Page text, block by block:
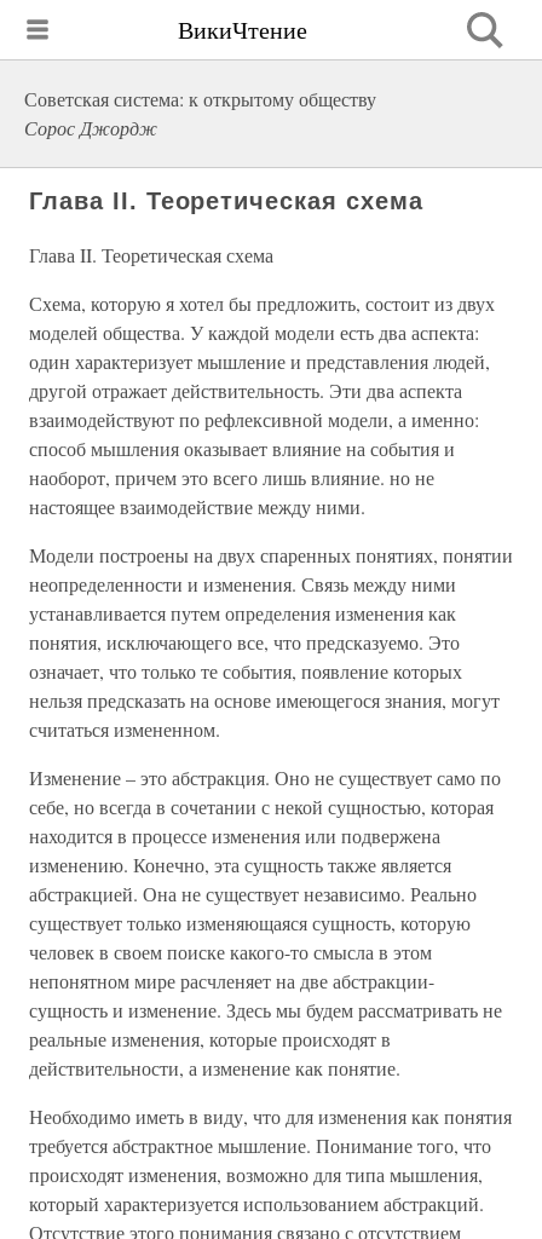
ВикиЧтение
Советская система: к открытому обществу
Сорос Джордж
Глава II. Теоретическая схема
Глава II. Теоретическая схема
Схема, которую я хотел бы предложить, состоит из двух
моделей общества. У каждой модели есть два аспекта:
один характеризует мышление и представления людей,
другой отражает действительность. Эти два аспекта
взаимодействуют по рефлексивной модели, а именно:
способ мышления оказывает влияние на события и
наоборот, причем это всего лишь влияние. но не
настоящее взаимодействие между ними.
Модели построены на двух спаренных понятиях, понятии
неопределенности и изменения. Связь между ними
устанавливается путем определения изменения как
понятия, исключающего все, что предсказуемо. Это
означает, что только те события, появление которых
нельзя предсказать на основе имеющегося знания, могут
считаться измененном.
Изменение – это абстракция. Оно не существует само по
себе, но всегда в сочетании с некой сущностью, которая
находится в процессе изменения или подвержена
изменению. Конечно, эта сущность также является
абстракцией. Она не существует независимо. Реально
существует только изменяющаяся сущность, которую
человек в своем поиске какого-то смысла в этом
непонятном мире расчленяет на две абстракции-
сущность и изменение. Здесь мы будем рассматривать не
реальные изменения, которые происходят в
действительности, а изменение как понятие.
Необходимо иметь в виду, что для изменения как понятия
требуется абстрактное мышление. Понимание того, что
происходят изменения, возможно для типа мышления,
который характеризуется использованием абстракций.
Отсутствие этого понимания связано с отсутствием